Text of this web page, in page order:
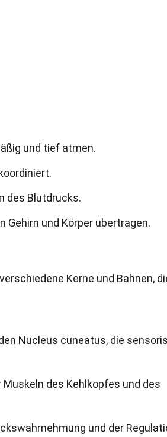
und tief atmen.
des Blutdrucks.
Gehirn und Körper übertragen.
Kerne und Bahnen,
Nucleus cuneatus, die
des Kehlkopfes und des
und der